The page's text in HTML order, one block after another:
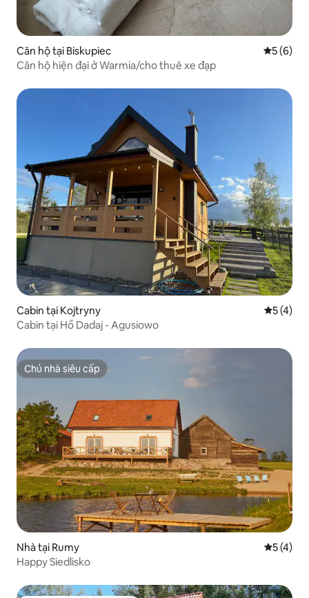
Căn hộ tại Biskupiec Xếp5 (6)
Căn hộ hiện đại ở Warmia/cho thuê xe đạp
Cabin tại Kojtryny Xếp5 (4)
Cabin tại Hồ Dadaj - Agusiowo
Chủ nhà siêu cấp
Chủ nhà siêu cấp
Nhà tại Rumy Xếp5 (4)
Happy Siedlisko